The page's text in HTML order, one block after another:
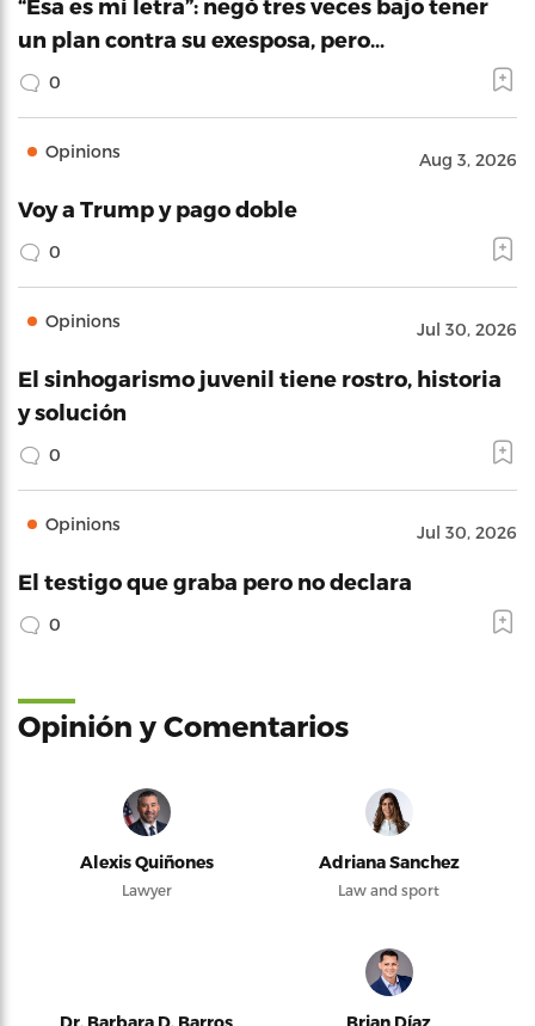
“Esa es mi letra”: negó tres veces bajo tener
un plan contra su exesposa, pero…
0
Opinions Aug 3, 2026
Voy a Trump y pago doble
0
Opinions Jul 30, 2026
El sinhogarismo juvenil tiene rostro, historia
y solución
0
Opinions Jul 30, 2026
El testigo que graba pero no declara
0
Opinión y Comentarios
Alexis Quiñones
Lawyer
Adriana Sanchez
Law and sport
Dr. Barbara D. Barros Brian Díaz